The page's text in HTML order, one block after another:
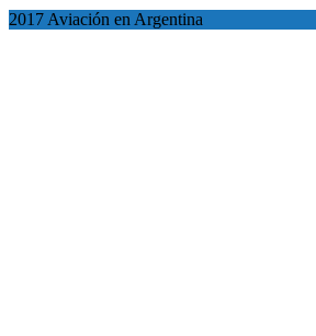
2017 Aviación en Argentina